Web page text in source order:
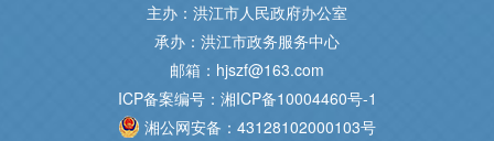
主办：洪江市人民政府办公室
承办：洪江市政务服务中心
邮箱：hjszf@163.com
ICP备案编号：湘ICP备10004460号-1
湘公网安备：43128102000103号